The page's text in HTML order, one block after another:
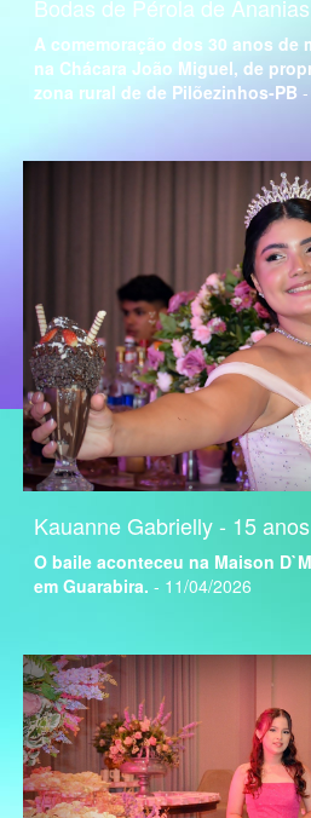
Bodas de Pérola de
A comemoração dos 30 anos de
na Chácara João Miguel, de
zona rural de de Pilõezinhos-PB
Kauanne Gabrielly - 15 anos
O baile aconteceu na Maison
em Guarabira. - 11/04/2026